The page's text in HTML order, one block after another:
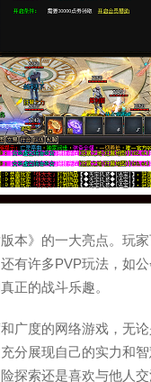
本》的一大亮点。玩
有许多PVP玩法，如
正的战斗乐趣。
广度的网络游戏，无
分展现自己的实力和
探索还是喜欢与他人